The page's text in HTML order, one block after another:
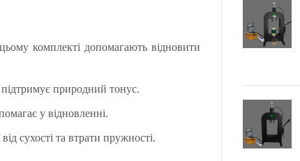
комплекті допомагають відновити
природний тонус.
у відновленні.
сухості та втрати пружності.